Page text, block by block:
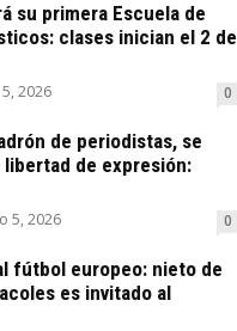
su primera Escuela de
clases inician el 2 de
2026 0
de periodistas, se
de expresión:
5, 2026 0
fútbol europeo: nieto de
es invitado al